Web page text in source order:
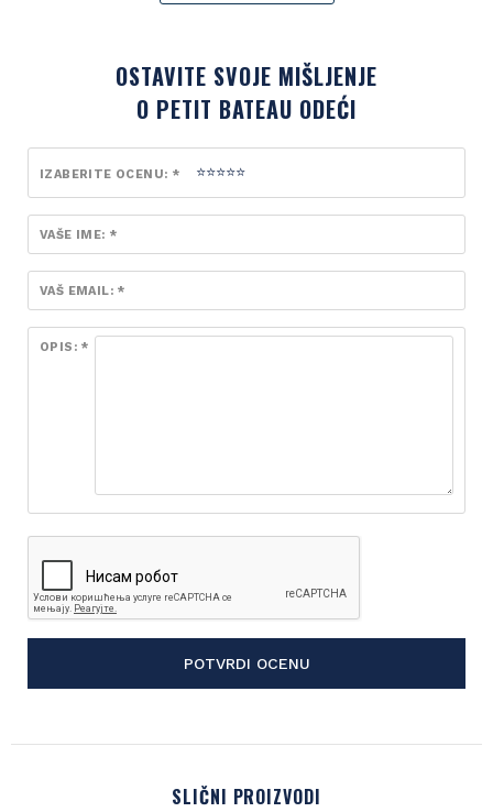
OSTAVITE SVOJE MIŠLJENJE
O PETIT BATEAU ODEĆI
IZABERITE OCENU: *
VAŠE IME: *
VAŠ EMAIL: *
OPIS: *
POTVRDI OCENU
SLIČNI PROIZVODI